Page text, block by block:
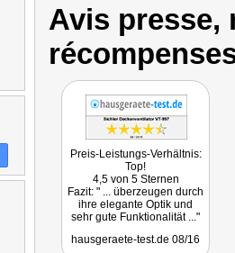
Avis presse,
Preis-Leistungs-Verhältnis:
Top!
4,5 von 5 Sternen
Fazit: " ... überzeugen durch
ihre elegante Optik und
sehr gute Funktionalität ..."
hausgeraete-test.de 08/16